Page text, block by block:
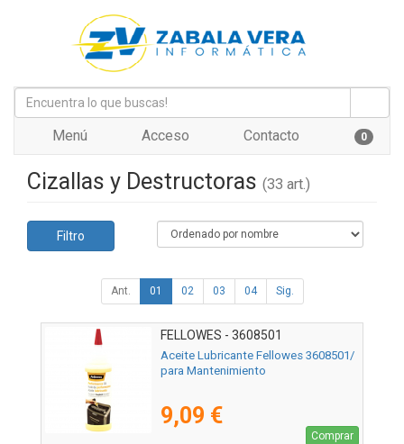
Menú Acceso Contacto 0
Cizallas y Destructoras (33 art.)
Filtro
Ant. 01 02 03 04 Sig.
FELLOWES - 3608501
Aceite Lubricante Fellowes 3608501/
para Mantenimiento
9,09 €
Comprar